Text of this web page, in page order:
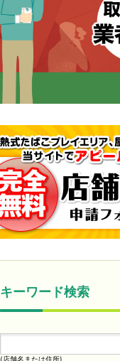
キーワード検索
(店舗名または住所)